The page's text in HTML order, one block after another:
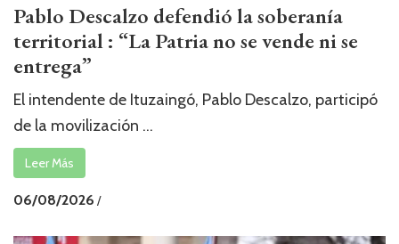
Pablo Descalzo defendió la soberanía
territorial : “La Patria no se vende ni se
entrega”
El intendente de Ituzaingó, Pablo Descalzo, participó
de la movilización ...
Leer Más
06/08/2026 /